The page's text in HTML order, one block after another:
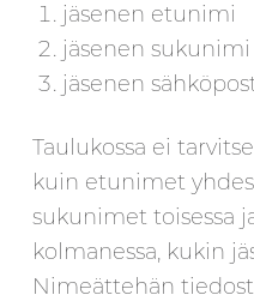
jäsenen etunimi
jäsenen sukunimi
jäsenen
Taulukossa ei
kuin etunimet
sukunimet toisessa
kolmanessa, kukin
Nimeättehän